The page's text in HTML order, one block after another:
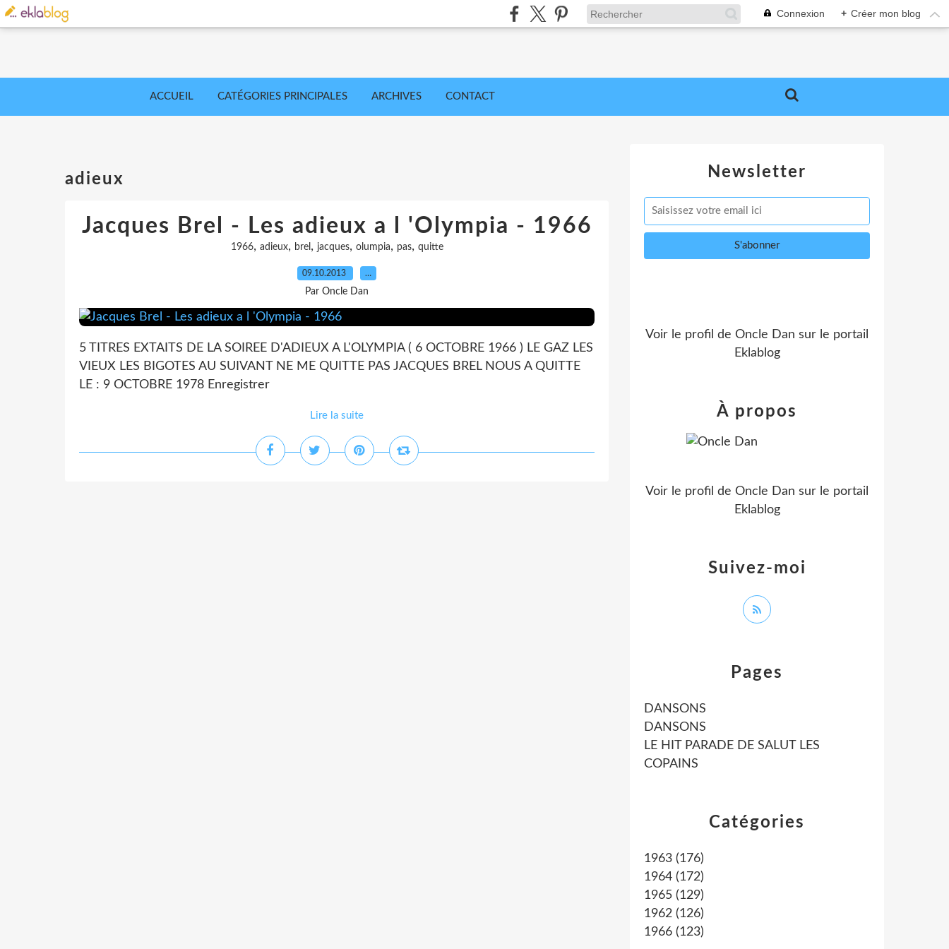
Connexion + Créer mon blog
ACCUEIL CATÉGORIES PRINCIPALES ARCHIVES CONTACT
adieux
Jacques Brel - Les adieux a l 'Olympia - 1966
1966, adieux, brel, jacques, olumpia, pas, quitte
09.10.2013 …
Par Oncle Dan
5 TITRES EXTAITS DE LA SOIREE D'ADIEUX A L'OLYMPIA ( 6 OCTOBRE 1966 ) LE GAZ LES
VIEUX LES BIGOTES AU SUIVANT NE ME QUITTE PAS JACQUES BREL NOUS A QUITTE
LE : 9 OCTOBRE 1978 Enregistrer
Lire la suite
Newsletter
Catégories
1963 (176)
1964 (172)
1965 (129)
1962 (126)
1966 (123)
Pages
DANSONS
DANSONS
LE HIT PARADE DE SALUT LES
COPAINS
Voir le profil de Oncle Dan sur le portail
Eklablog
Suivez-moi
À propos
Voir le profil de Oncle Dan sur le portail
Eklablog